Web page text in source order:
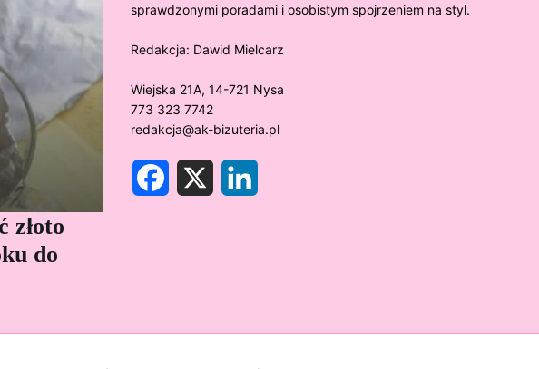
złoto
do
sprawdzonymi poradami i osobistym spojrzeniem na styl.
Redakcja: Dawid Mielcarz
Wiejska 21A, 14-721 Nysa
773 323 7742
redakcja@ak-bizuteria.pl
X